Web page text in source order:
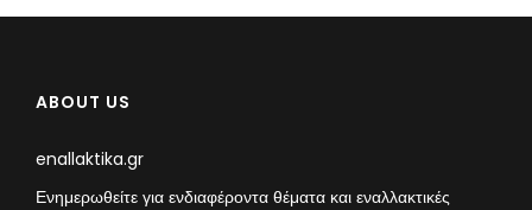
ABOUT US
enallaktika.gr
Ενημερωθείτε για ενδιαφέροντα θέματα και εναλλακτικές